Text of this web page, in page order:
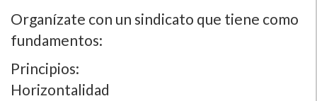
Organí­zate con un sindicato que tiene como
fundamentos:
Principios:
Horizontalidad